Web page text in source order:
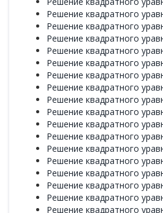
Решение квадратного
Решение квадратного
Решение квадратного
Решение квадратного
Решение квадратного
Решение квадратного
Решение квадратного
Решение квадратного
Решение квадратного
Решение квадратного
Решение квадратного
Решение квадратного
Решение квадратного
Решение квадратного
Решение квадратного
Решение квадратного
Решение квадратного